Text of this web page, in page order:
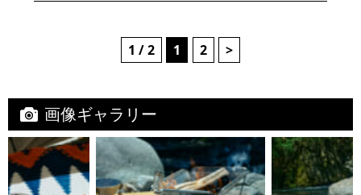
1 / 2 1 2 >
画像ギャラリー